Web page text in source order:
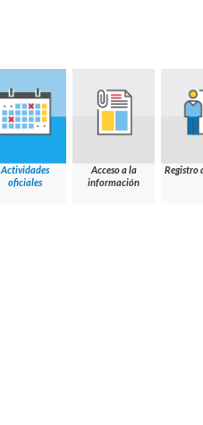
Actividades
oficiales
Acceso a la
información
Registro